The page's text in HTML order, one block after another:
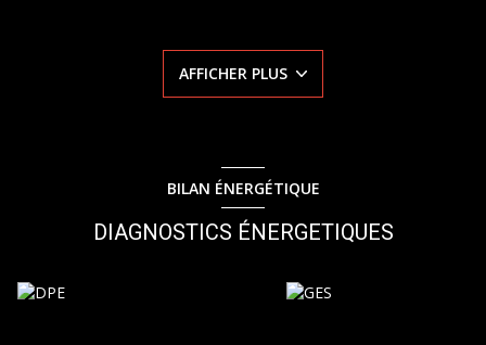
AFFICHER PLUS
BILAN ÉNERGÉTIQUE
DIAGNOSTICS ÉNERGETIQUES